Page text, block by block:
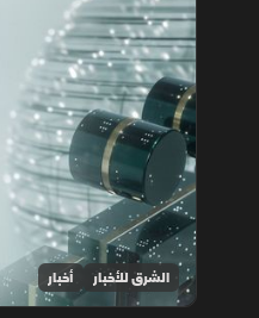
الشرق للأخبار أخبار